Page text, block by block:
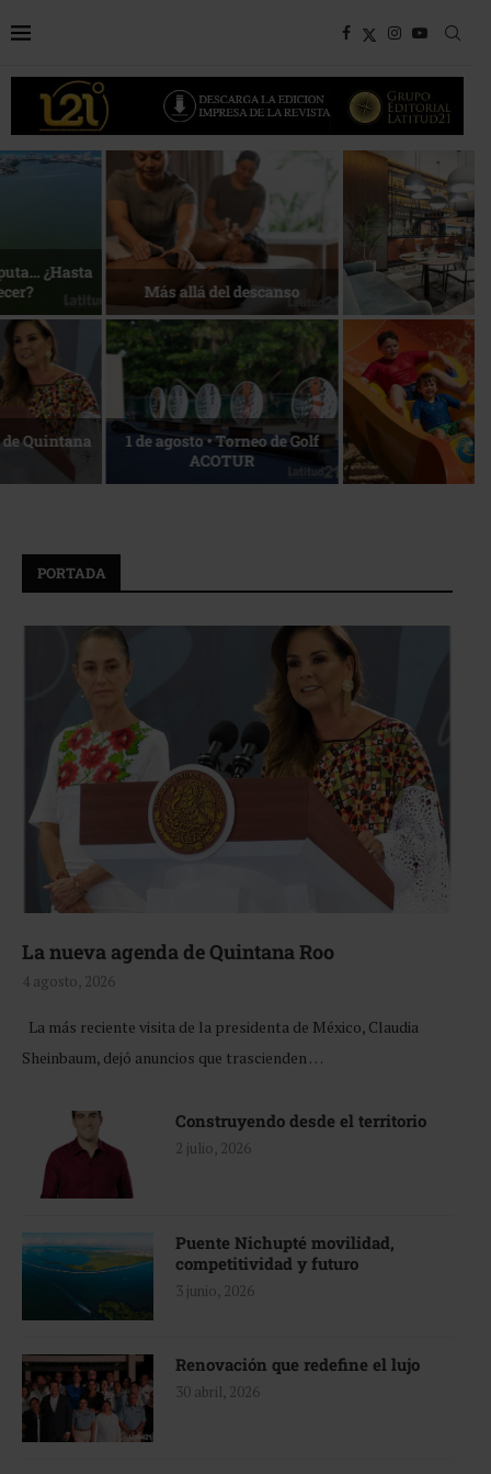
Bottega, un viaje servido a la
Energía que Impulsa la
competitividad
Reconocimiento de viajeros La esencia del servicio
PORTADA
La nueva agenda de Quintana Roo
4 agosto, 2026
La más reciente visita de la presidenta de México, Claudia
Sheinbaum, dejó anuncios que trascienden …
Construyendo desde el territorio
2 julio, 2026
Puente Nichupté movilidad,
competitividad y futuro
3 junio, 2026
Renovación que redefine el lujo
30 abril, 2026